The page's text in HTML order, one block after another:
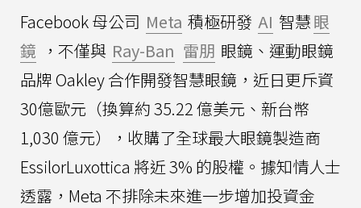
Facebook 母公司 Meta 積極研發 AI 智慧眼
鏡 ，不僅與 Ray-Ban 雷朋 眼鏡、運動眼鏡
品牌 Oakley 合作開發智慧眼鏡，近日更斥資
30億歐元（換算約 35.22 億美元、新台幣
1,030 億元），收購了全球最大眼鏡製造商
EssilorLuxottica 將近 3% 的股權。據知情人士
透露，Meta 不排除未來進一步增加投資金